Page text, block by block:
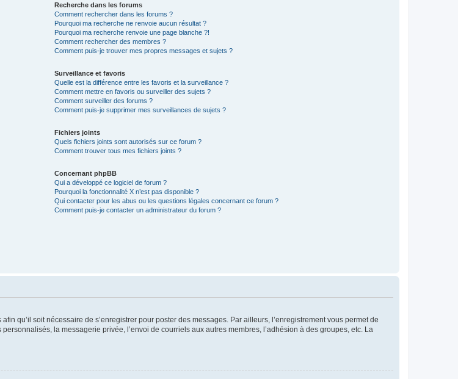
Recherche dans les forums
Comment rechercher dans les forums ?
Pourquoi ma recherche ne renvoie aucun résultat ?
Pourquoi ma recherche renvoie une page blanche ?!
Comment rechercher des membres ?
Comment puis-je trouver mes propres messages et sujets ?
Surveillance et favoris
Quelle est la différence entre les favoris et la surveillance ?
Comment mettre en favoris ou surveiller des sujets ?
Comment surveiller des forums ?
Comment puis-je supprimer mes surveillances de sujets ?
Fichiers joints
Quels fichiers joints sont autorisés sur ce forum ?
Comment trouver tous mes fichiers joints ?
Concernant phpBB
Qui a développé ce logiciel de forum ?
Pourquoi la fonctionnalité X n’est pas disponible ?
Qui contacter pour les abus ou les questions légales concernant ce forum ?
Comment puis-je contacter un administrateur du forum ?
qu’il soit nécessaire de s’enregistrer pour poster des messages. Par ailleurs, l’enregistrement vous permet de
la messagerie privée, l’envoi de courriels aux autres membres, l’adhésion à des groupes, etc. La